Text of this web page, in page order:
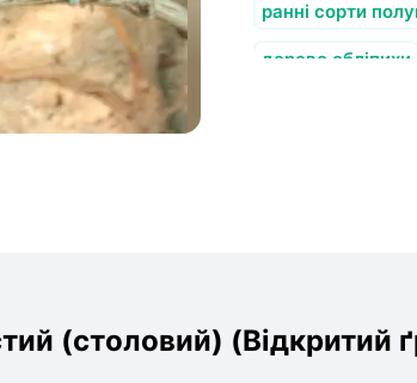
ранні сорти
дерево обліпихи
(столовий) (Відкритий